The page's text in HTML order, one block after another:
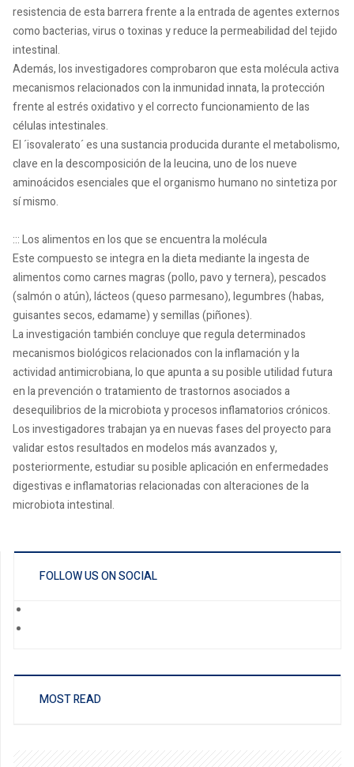
resistencia de esta barrera frente a la entrada de agentes externos
como bacterias, virus o toxinas y reduce la permeabilidad del tejido
intestinal.
Además, los investigadores comprobaron que esta molécula activa
mecanismos relacionados con la inmunidad innata, la protección
frente al estrés oxidativo y el correcto funcionamiento de las
células intestinales.
El ´isovalerato´ es una sustancia producida durante el metabolismo,
clave en la descomposición de la leucina, uno de los nueve
aminoácidos esenciales que el organismo humano no sintetiza por
sí mismo.
::: Los alimentos en los que se encuentra la molécula
Este compuesto se integra en la dieta mediante la ingesta de
alimentos como carnes magras (pollo, pavo y ternera), pescados
(salmón o atún), lácteos (queso parmesano), legumbres (habas,
guisantes secos, edamame) y semillas (piñones).
La investigación también concluye que regula determinados
mecanismos biológicos relacionados con la inflamación y la
actividad antimicrobiana, lo que apunta a su posible utilidad futura
en la prevención o tratamiento de trastornos asociados a
desequilibrios de la microbiota y procesos inflamatorios crónicos.
Los investigadores trabajan ya en nuevas fases del proyecto para
validar estos resultados en modelos más avanzados y,
posteriormente, estudiar su posible aplicación en enfermedades
digestivas e inflamatorias relacionadas con alteraciones de la
microbiota intestinal.
FOLLOW US ON SOCIAL
MOST READ